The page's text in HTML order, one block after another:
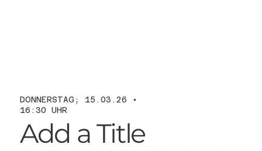
DONNERSTAG; 15.03.26 •
16:30 UHR
Add a Title